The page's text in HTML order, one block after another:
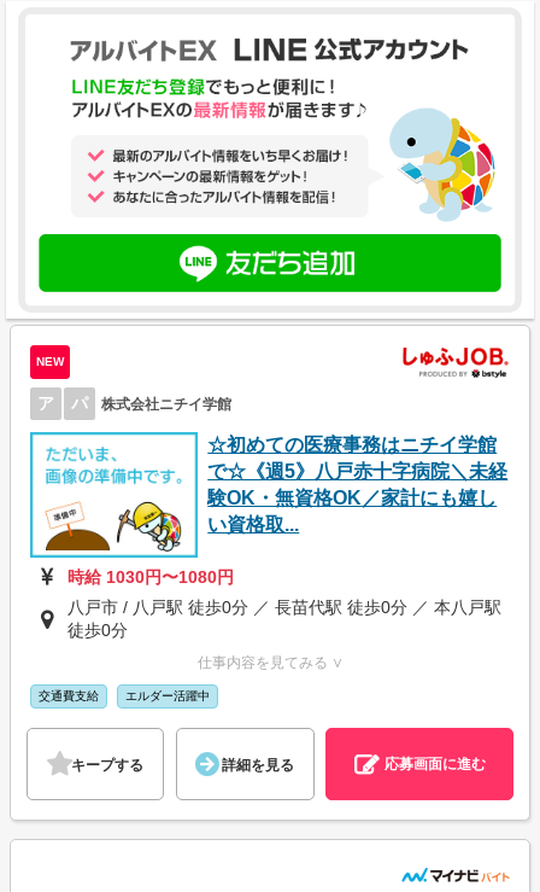
NEW
ア パ 株式会社ニチイ学館
☆初めての医療事務はニチイ学館
で☆《週5》八戸赤十字病院＼未経
験OK・無資格OK／家計にも嬉し
い資格取...
時給 1030円〜1080円
八戸市 / 八戸駅 徒歩0分 ／ 長苗代駅 徒歩0分 ／ 本八戸駅
徒歩0分
仕事内容を見てみる ∨
交通費支給 エルダー活躍中
キープする 詳細を見る 応募画面に進む